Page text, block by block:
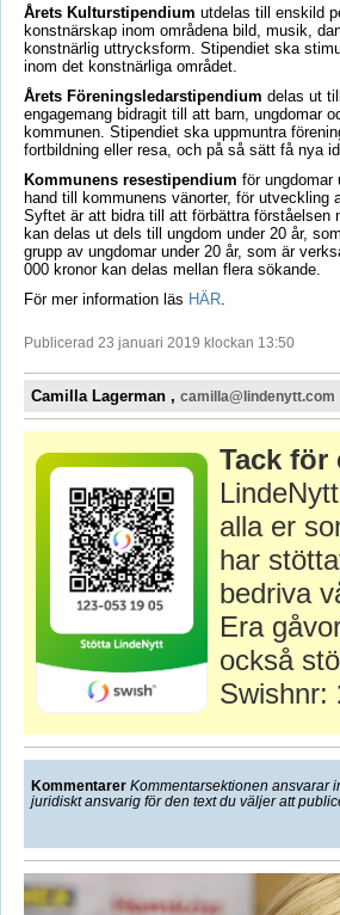
Årets Kulturstipendium utdelas till enskild
konstnärskap inom områdena bild, musik,
konstnärlig uttrycksform. Stipendiet ska
inom det konstnärliga området.
Årets Föreningsledarstipendium delas ut
engagemang bidragit till att barn, ungdomar
kommunen. Stipendiet ska uppmuntra
fortbildning eller resa, och på så sätt få nya
Kommunens resestipendium för ungdomar
hand till kommunens vänorter, för
Syftet är att bidra till att förbättra förståelsen
kan delas ut dels till ungdom under 20 år,
grupp av ungdomar under 20 år, som är
000 kronor kan delas mellan flera sökande.
För mer information läs HÄR.
Publicerad 23 januari 2019 klockan 13:50
Camilla Lagerman , camilla@lindenytt.com
Tack för
alla er
har
bedriva
Era
också
Swishnr:
Kommentarer Kommentarsektionen ansvarar
juridiskt ansvarig för den text du väljer att